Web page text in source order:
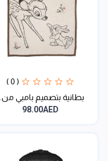
( 0 )
بطانية بتصميم بامبي من...
98.00AED